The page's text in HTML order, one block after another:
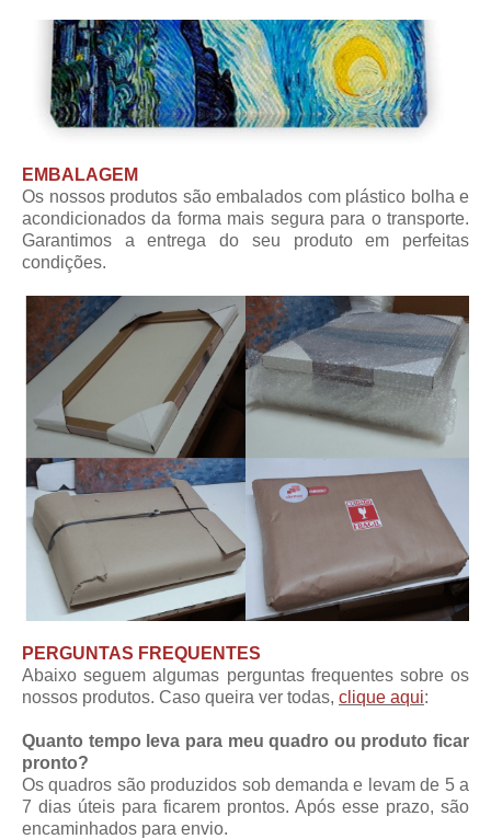
EMBALAGEM
Os nossos produtos são embalados com plástico bolha e
acondicionados da forma mais segura para o transporte.
Garantimos a entrega do seu produto em perfeitas
condições.
PERGUNTAS FREQUENTES
Abaixo seguem algumas perguntas frequentes sobre os
nossos produtos. Caso queira ver todas, clique aqui:
Quanto tempo leva para meu quadro ou produto ficar
pronto?
Os quadros são produzidos sob demanda e levam de 5 a
7 dias úteis para ficarem prontos. Após esse prazo, são
encaminhados para envio.